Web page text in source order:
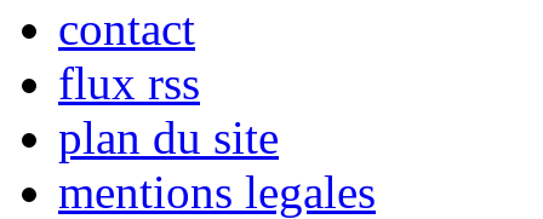
contact
flux rss
plan du site
mentions legales